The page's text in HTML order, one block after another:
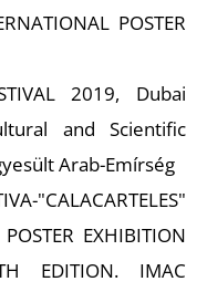
POSTER
2019, Dubai
and Scientific
Arab-Emírség
EXHIBITION
EDITION. IMAC